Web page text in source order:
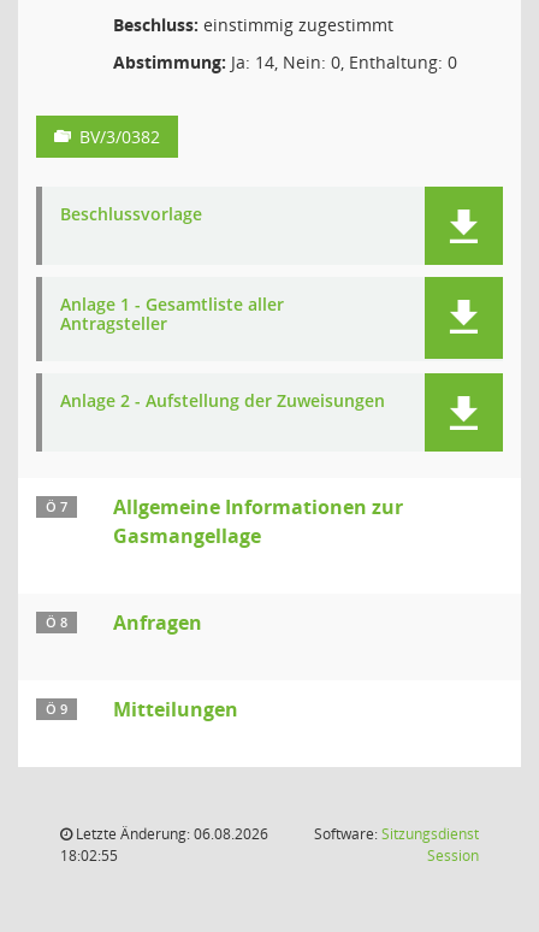
Beschluss: einstimmig zugestimmt
Abstimmung: Ja: 14, Nein: 0, Enthaltung: 0
BV/3/0382
Beschlussvorlage
Anlage 1 - Gesamtliste aller
Antragsteller
Anlage 2 - Aufstellung der Zuweisungen
Ö 7
Allgemeine Informationen zur
Gasmangellage
Ö 8 Anfragen
Ö 9 Mitteilungen
Letzte Änderung: 06.08.2026
18:02:55
Software:Sitzungsdienst
Session(Wird in